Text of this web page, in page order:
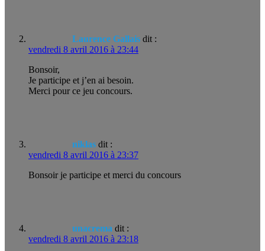
Laurence Gallais dit :
vendredi 8 avril 2016 à 23:44
Bonsoir,
Je participe et j’en ai besoin.
Merci pour ce jeu concours.
niklas dit :
vendredi 8 avril 2016 à 23:37
Bonsoir je participe et merci du concours
unacrema dit :
vendredi 8 avril 2016 à 23:18